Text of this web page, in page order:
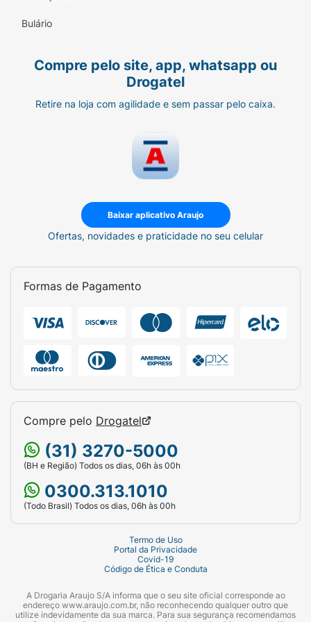
Bulário
Compre pelo site, app, whatsapp ou
Drogatel
Retire na loja com agilidade e sem passar pelo caixa.
Baixar aplicativo Araujo
Ofertas, novidades e praticidade no seu celular
Formas de Pagamento
Compre pelo Drogatel
(31) 3270-5000
(BH e Região) Todos os dias, 06h às 00h
0300.313.1010
(Todo Brasil) Todos os dias, 06h às 00h
Termo de Uso
Portal da Privacidade
Covid-19
Código de Ética e Conduta
A Drogaria Araujo S/A informa que o seu site oficial corresponde ao
endereço www.araujo.com.br, não reconhecendo qualquer outro que
utilize indevidamente da sua marca. Para sua segurança recomendamos